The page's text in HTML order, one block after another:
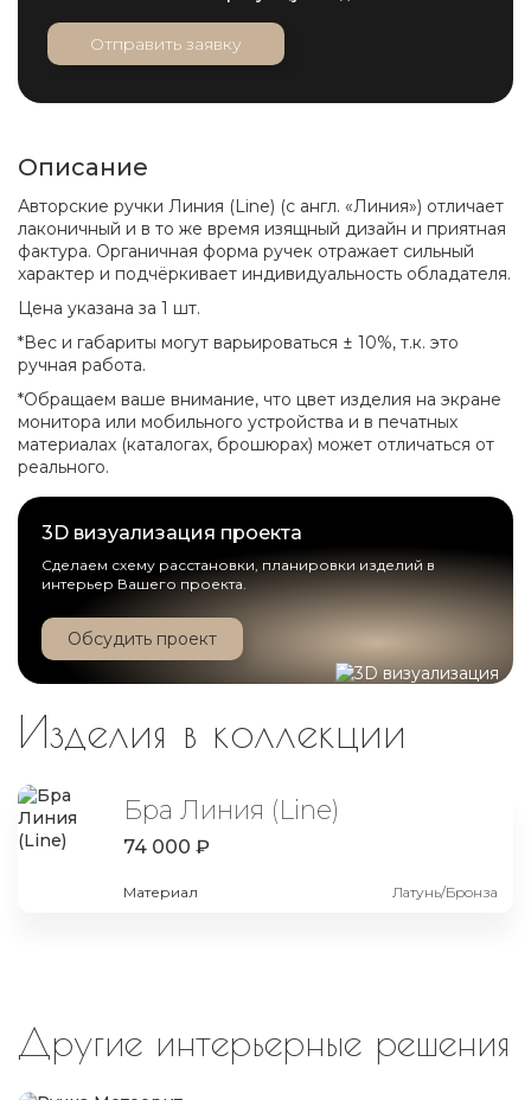
Отправить заявку
Описание
Авторские ручки Линия (Line) (с англ. «Линия») отличает
лаконичный и в то же время изящный дизайн и приятная
фактура. Органичная форма ручек отражает сильный
характер и подчёркивает индивидуальность обладателя.
Цена указана за 1 шт.
*Вес и габариты могут варьироваться ± 10%, т.к. это
ручная работа.
*Обращаем ваше внимание, что цвет изделия на экране
монитора или мобильного устройства и в печатных
материалах (каталогах, брошюрах) может отличаться от
реального.
3D визуализация проекта
Сделаем схему расстановки, планировки изделий в
интерьер Вашего проекта.
Обсудить проект
Изделия в коллекции
Бра Линия (Line)
74 000 ₽
Материал Латунь/Бронза
Другие интерьерные решения